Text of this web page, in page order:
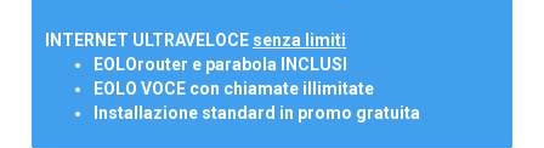
INTERNET ULTRAVELOCE senza limiti
EOLOrouter e parabola INCLUSI
EOLO VOCE con chiamate illimitate
Installazione standard in promo gratuita